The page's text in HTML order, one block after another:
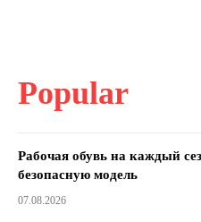
Popular
Рабочая обувь на каждый
безопасную модель
07.08.2026